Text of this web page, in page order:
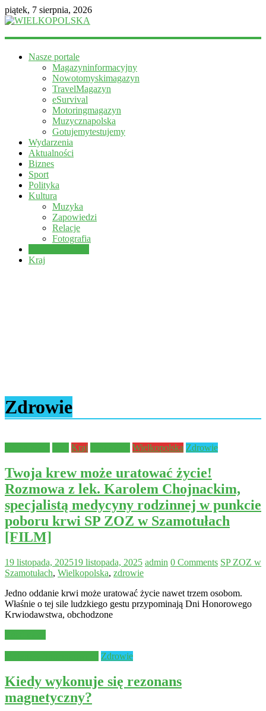
piątek, 7 sierpnia, 2026
WIELKOPOLSKA
informacyjny
Nasze portale
Magazyninformacyjny
Nowotomyskimagazyn
TravelMagazyn
eSurvival
Motoringmagazyn
Muzycznapolska
Gotujemytestujemy
Wydarzenia
Aktualności
Biznes
Sport
Polityka
Kultura
Muzyka
Zapowiedzi
Relacje
Fotografia
Kraj
Zdrowie
Kraj Wielkopolska Zdrowie
Twoja krew może uratować życie!
Rozmowa z lek. Karolem Chojnackim,
specjalistą medycyny rodzinnej w punkcie
poboru krwi SP ZOZ w Szamotułach
[FILM]
19 listopada, 202519 listopada, 2025 admin 0 Comments SP ZOZ w
Szamotułach, Wielkopolska, zdrowie
Jedno oddanie krwi może uratować życie nawet trzem osobom.
Właśnie o tej sile ludzkiego gestu przypominają Dni Honorowego
Krwiodawstwa, obchodzone
Zdrowie
Kiedy wykonuje się rezonans
magnetyczny?